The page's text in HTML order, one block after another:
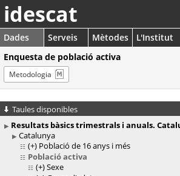
idescat
Dades Serveis Mètodes
L'Institut
Enquesta de població activa
Metodologia
Taules disponibles
Resultats bàsics trimestrals i anuals.
Catalunya
(+) Població de 16 anys i més
Població activa
(+)Sexe